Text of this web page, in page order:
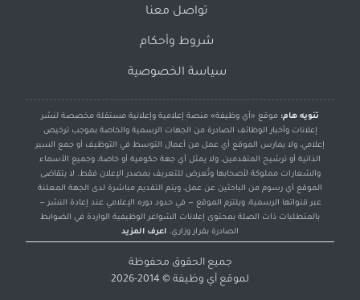
تواصل معنا
شروط وأحكام
سياسة الخصوصية
تنويه هام: موقع «أي وظيفة» منصة إعلامية وإعلانية مستقلة مخصصة لنشر
إعلانات وأخبار الوظائف الصادرة من الجهات الرسمية والخاصة بموجب ترخيص
إعلامي، ولا يمارس الموقع أي عمل من أعمال التوسط في التوظيف أو جمع السير
الذاتية أو ترشيح المتقدمين، ولا يمثل أي جهة حكومية أو خاصة، وجميع الأسماء
والشعارات مملوكة لأصحابها وتُعرض للتعريف بمصدر الإعلان فقط. لا يتقاضى
الموقع أي رسوم من الباحثين عن عمل، ويتم التقديم مباشرة لدى الجهة المعلنة
عبر قنواتها الرسمية، ويلتزم الموقع — في حدود دوره الإعلامي عند إعادة النشر —
بالمتطلبات ذات الصلة بمحتوى إعلانات الشواغر الوظيفية الواردة في الضوابط
الصادرة بقرار وزاري. اعرف المزيد
جميع الحقوق محفوظة
لموقع أي وظيفة © 2014-2026